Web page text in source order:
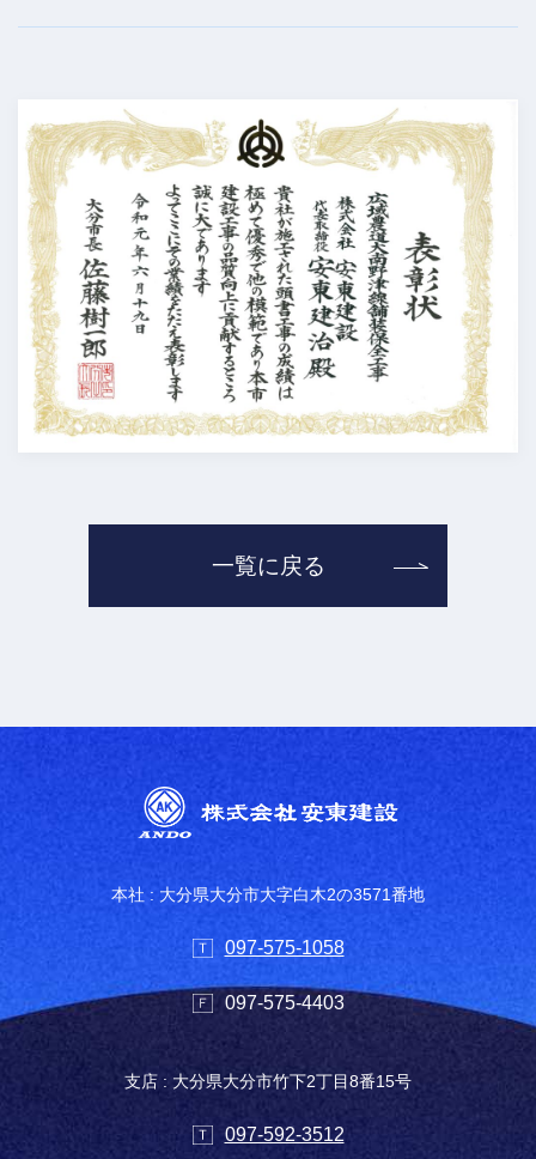
一覧に戻る
本社 : 大分県大分市大字白木2の3571番地
097-575-1058
097-575-4403
支店 : 大分県大分市竹下2丁目8番15号
097-592-3512